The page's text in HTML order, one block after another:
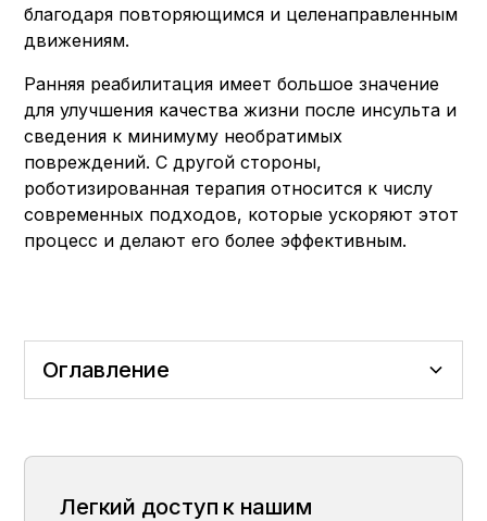
благодаря повторяющимся и целенаправленным
движениям.
Ранняя реабилитация имеет большое значение
для улучшения качества жизни после инсульта и
сведения к минимуму необратимых
повреждений. С другой стороны,
роботизированная терапия относится к числу
современных подходов, которые ускоряют этот
процесс и делают его более эффективным.
Оглавление
Легкий доступ к нашим